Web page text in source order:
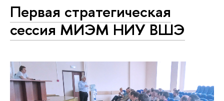
Первая стратегическая
сессия МИЭМ НИУ ВШЭ